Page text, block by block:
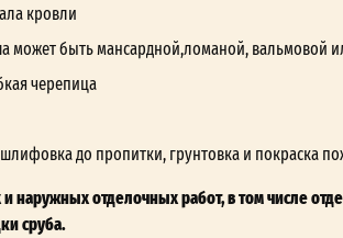
кровли
быть мансардной,ломаной, вальмовой
черепица
до пропитки, грунтовка и покраска
отделочных работ, в том числе
сруба.